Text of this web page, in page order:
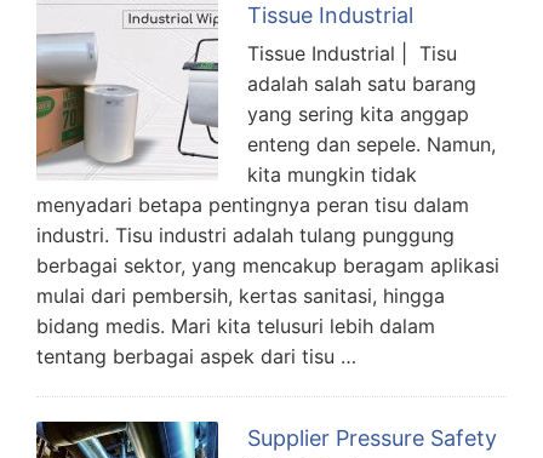
Tissue Industrial
Tissue Industrial | Tisu
adalah salah satu barang
yang sering kita anggap
enteng dan sepele. Namun,
kita mungkin tidak
menyadari betapa pentingnya peran tisu dalam
industri. Tisu industri adalah tulang punggung
berbagai sektor, yang mencakup beragam aplikasi
mulai dari pembersih, kertas sanitasi, hingga
bidang medis. Mari kita telusuri lebih dalam
tentang berbagai aspek dari tisu …
Supplier Pressure Safety